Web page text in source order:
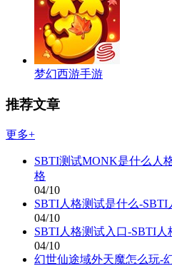
梦幻西游手游
推荐文章
更多+
SBTI测试MONK是什么人
格
04/10
SBTI人格测试是什么-SBTI
04/10
SBTI人格测试入口-SBTI人
04/10
幻世仙途域外天魔怎么玩-